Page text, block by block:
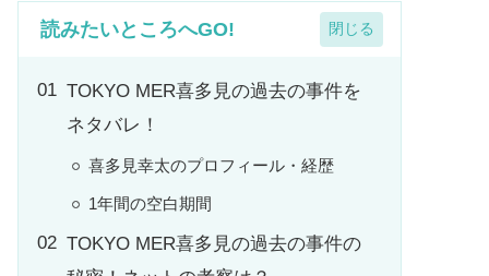
読みたいところへGO!
TOKYO MER喜多見の過去の事件を
ネタバレ！
喜多見幸太のプロフィール・経歴
1年間の空白期間
TOKYO MER喜多見の過去の事件の